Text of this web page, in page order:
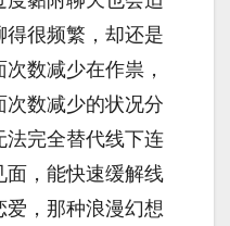
很频繁，却还是
数减少在作祟，
数减少的状况分
法完全替代线下连
面，能快速缓解线
，那种浪漫幻想